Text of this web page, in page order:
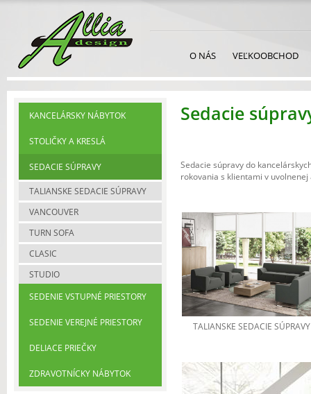
O NÁS VEĽKOOBCHOD
KANCELÁRSKY NÁBYTOK
STOLIČKY A KRESLÁ
SEDACIE SÚPRAVY
TALIANSKE SEDACIE SÚPRAVY
VANCOUVER
TURN SOFA
CLASIC
STUDIO
SEDENIE VSTUPNÉ PRIESTORY
SEDENIE VEREJNÉ PRIESTORY
DELIACE PRIEČKY
ZDRAVOTNÍCKY NÁBYTOK
Sedacie
Sedacie súpravy do
rokovania s klientami v
TALIANSKE SEDACIE SÚPRAVY